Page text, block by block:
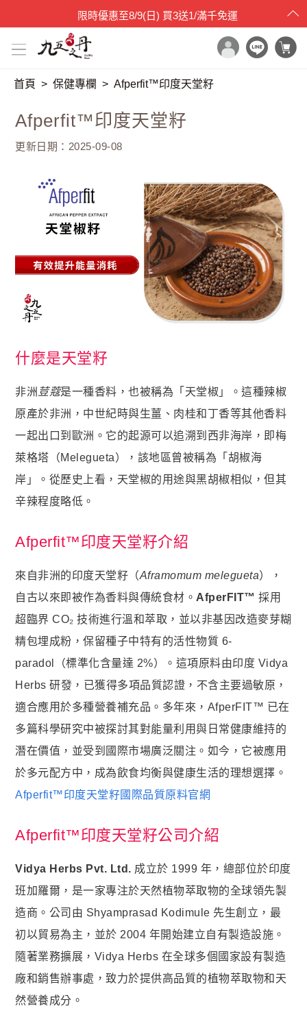
限時優惠至8/9(日) 買3送1/滿千免運
首頁
所有產品
品牌原料
產品檢驗
保健專欄
名人推薦
關於我們
企業大宗採購/批發
💪 男性六大保健
至尊・黑瑪卡+酵母鋅 (熱銷NO1.)
飛龍．高純度左旋精胺酸 (熱銷第NO2.)
英雄．20倍南瓜籽+茄紅素 (熱銷第NO3.)
戰神．超級薑黃素+頂級紅蔘
🏅 世界品質評鑑-特金獎
狀元・葉黃素+玉米黃素
金榜．85% rTG高純度純淨魚油
赤兔．海藻鈣鎂D3K2
猛虎．酵母B群+酵母鋅
紅潤．酵母B群+微膠囊鐵
傾城．德國水解膠原蛋白
透亮．西印度櫻桃維他命Ｃ
🥇 世界品質評鑑-金獎
飛龍．高純度左旋精胺酸 (熱銷第NO2.)
英雄．20倍南瓜籽+茄紅素
戰神．超級薑黃素+頂級紅蔘
順暢．470億ABC益生菌
貴妃．蔓越莓益生菌+甘露糖+維他命C
極適．D-甘露糖
亮妍．美人酵素+穀胱甘肽
周公．夜酵素+GABA
首頁 保健專欄 Afperfit™印度天堂籽
Afperfit™印度天堂籽
更新日期：2025-09-08
什麼是天堂籽
非洲 荳蔻是一種香料，也被稱為「天堂椒」。這種辣椒
原產於非洲，中世紀時與生薑、肉桂和丁香等其他香料
一起出口到歐洲。它的起源可以追溯到西非海岸，即梅
萊格塔（Melegueta），該地區曾被稱為「胡椒海
岸」。從歷史上看，天堂椒的用途與黑胡椒相似，但其
辛辣程度略低。
Afperfit™印度天堂籽介紹
來自非洲的印度天堂籽（Aframomum melegueta），
自古以來即被作為香料與傳統食材。 AfperFIT™ 採用
超臨界 CO₂ 技術進行溫和萃取，並以非基因改造麥芽糊
精包埋成粉，保留種子中特有的活性物質 6-
paradol（標準化含量達 2%）。這項原料由印度 Vidya
Herbs 研發，已獲得多項品質認證，不含主要過敏原，
適合應用於多種營養補充品。多年來，AfperFIT™ 已在
多篇科學研究中被探討其對能量利用與日常健康維持的
潛在價值，並受到國際市場廣泛關注。如今，它被應用
於多元配方中，成為飲食均衡與健康生活的理想選擇。
Afperfit™印度天堂籽國際品質原料官網
Afperfit™印度天堂籽公司介紹
Vidya Herbs Pvt. Ltd. 成立於 1999 年，總部位於印度
班加羅爾，是一家專注於天然植物萃取物的全球領先製
造商。公司由 Shyamprasad Kodimule 先生創立，最
初以貿易為主，並於 2004 年開始建立自有製造設施。
隨著業務擴展，Vidya Herbs 在全球多個國家設有製造
廠和銷售辦事處，致力於提供高品質的植物萃取物和天
然營養成分。